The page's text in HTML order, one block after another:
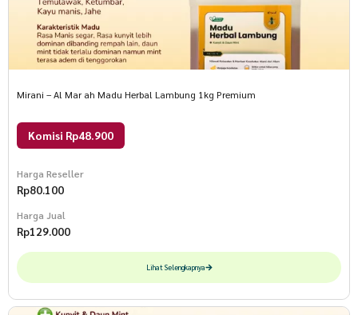
Mirani – Al Mar ah Madu Herbal Lambung 1kg Premium
Komisi Rp48.900
Harga Reseller
Rp80.100
Harga Jual
Rp129.000
Lihat Selengkapnya